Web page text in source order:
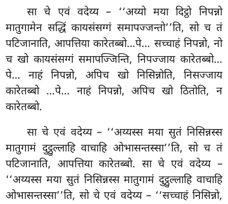
सा चे एवं वदेय्य – ‘‘अय्यो मया दिट्ठो निपन्नो
मातुगामेन सद्धिं कायसंसग्गं समापज्जन्तो’’ति, सो च तं
पटिजानाति, आपत्तिया कारेतब्बो…पे… सच्चाहं निपन्नो, नो
च खो कायसंसग्गं समापज्जिन्ति, निपज्जाय कारेतब्बो…
पे… नाहं निपन्नो, अपिच खो निसिन्नोति, निसज्जाय
कारेतब्बो …पे… नाहं निपन्नो, अपिच खो ठितोति, न
कारेतब्बो.
सा चे एवं वदेय्य – ‘‘अय्यस्स मया सुतं निसिन्नस्स
मातुगामं दुट्ठुल्लाहि वाचाहि ओभासन्तस्सा’’ति, सो च तं
पटिजानाति, आपत्तियाकारेतब्बो. सा चे एवं वदेय्य –
‘‘अय्यस्स मया सुतं निसिन्नस्स मातुगामं दुट्ठुल्लाहि वाचाहि
ओभासन्तस्सा’’ति, सो चे एवं वदेय्य – ‘‘सच्चाहं निसिन्नो,